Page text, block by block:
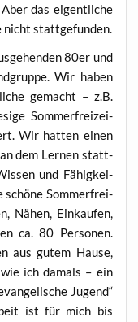
das eigent­li­che
nicht stattgefunden.
80er und
Wir haben
gemacht – z.B.
Som­mer­frei­zei­
Wir hat­ten einen
dem Ler­nen statt­
und Fähig­kei­
schö­ne Som­mer­frei­
Nähen, Ein­kau­fen,
ca. 80 Per­so­nen.
aus gutem Hau­se,
ich damals – ein
Jugend“
ist für mich bis